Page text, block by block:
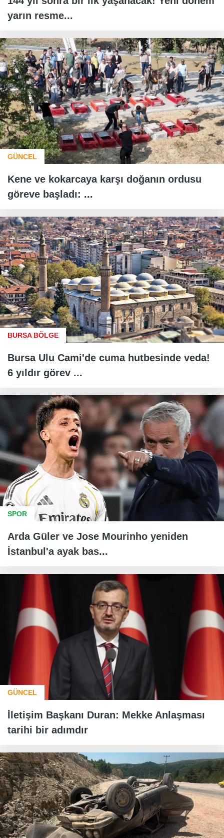
yarın resme...
GÜNCEL
Kene ve kokarcaya karşı doğanın ordusu
göreve başladı: ...
BURSA BÖLGE
Bursa Ulu Cami'de cuma hutbesinde veda!
6 yıldır görev ...
SPOR
Arda Güler ve Jose Mourinho yeniden
İstanbul'a ayak bas...
GÜNCEL
İletişim Başkanı Duran: Mekke Anlaşması
tarihi bir adımdır